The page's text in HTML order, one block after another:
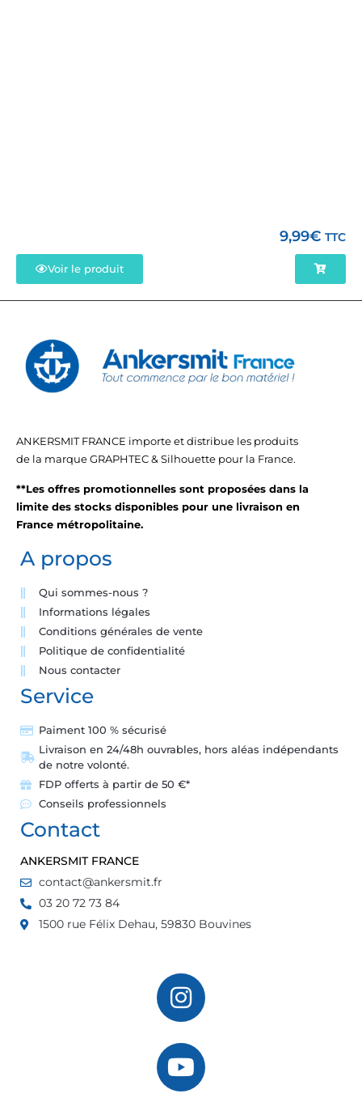
9,99€ TTC
Voir le produit
ANKERSMIT FRANCE importe et distribue les produits
de la marque GRAPHTEC & Silhouette pour la France.
**Les offres promotionnelles sont proposées dans la
limite des stocks disponibles pour une livraison en
France métropolitaine.
A propos
Qui sommes-nous ?
Informations légales
Conditions générales de vente
Politique de confidentialité
Nous contacter
Service
Paiment 100 % sécurisé
Livraison en 24/48h ouvrables, hors aléas indépendants
de notre volonté.
FDP offerts à partir de 50 €*
Conseils professionnels
Contact
ANKERSMIT FRANCE
contact@ankersmit.fr
03 20 72 73 84
1500 rue Félix Dehau, 59830 Bouvines